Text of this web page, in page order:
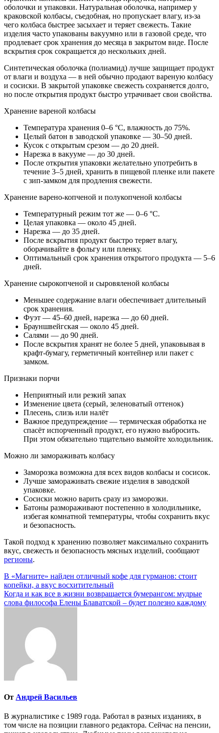
оболочки и упаковки. Натуральная оболочка, например у
краковской колбасы, съедобная, но пропускает влагу, из-за
чего колбаса быстрее засыхает и теряет свежесть. Такие
изделия часто упакованы вакуумно или в газовой среде, что
продлевает срок хранения до месяца в закрытом виде. После
вскрытия срок сокращается до нескольких дней.
Синтетическая оболочка (полиамид) лучше защищает продукт
от влаги и воздуха — в ней обычно продают вареную колбасу
и сосиски. В закрытой упаковке свежесть сохраняется долго,
но после открытия продукт быстро утрачивает свои свойства.
Хранение вареной колбасы
Температура хранения 0–6 °C, влажность до 75%.
Целый батон в заводской упаковке — 30–50 дней.
Кусок с открытым срезом — до 20 дней.
Нарезка в вакууме — до 30 дней.
После открытия упаковки желательно употребить в
течение 3–5 дней, хранить в пищевой пленке или пакете
с зип-замком для продления свежести.
Хранение варено-копченой и полукопченой колбасы
Температурный режим тот же — 0–6 °C.
Целая упаковка — около 45 дней.
Нарезка — до 35 дней.
После вскрытия продукт быстро теряет влагу,
оборачивайте в фольгу или пленку.
Оптимальный срок хранения открытого продукта — 5–6
дней.
Хранение сырокопченой и сыровяленой колбасы
Меньшее содержание влаги обеспечивает длительный
срок хранения.
Фуэт — 45–60 дней, нарезка — до 60 дней.
Брауншвейгская — около 45 дней.
Салями — до 90 дней.
После вскрытия хранят не более 5 дней, упаковывая в
крафт-бумагу, герметичный контейнер или пакет с
замком.
Признаки порчи
Неприятный или резкий запах
Изменение цвета (серый, зеленоватый оттенок)
Плесень, слизь или налёт
Важное предупреждение — термическая обработка не
спасёт испорченный продукт, его нужно выбросить.
При этом обязательно тщательно вымойте холодильник.
Можно ли замораживать колбасу
Заморозка возможна для всех видов колбасы и сосисок.
Лучше замораживать свежие изделия в заводской
упаковке.
Сосиски можно варить сразу из заморозки.
Батоны размораживают постепенно в холодильнике,
избегая комнатной температуры, чтобы сохранить вкус
и безопасность.
Такой подход к хранению позволяет максимально сохранить
вкус, свежесть и безопасность мясных изделий, сообщают
регионы.
Навигация
по
записям
В «Магните» найден отличный кофе для гурманов: стоит
копейки, а вкус восхитительный
Когда и как все в жизни возвращается бумерангом: мудрые
слова философа Елены Блаватской – будет полезно каждому
От Андрей Васильев
В журналистике с 1989 года. Работал в разных изданиях, в
том числе на позиции главного редактора. Сейчас на пенсии,